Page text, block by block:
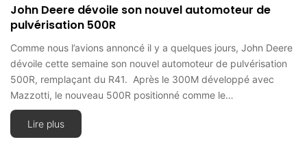
John Deere dévoile son nouvel automoteur de
pulvérisation 500R
Comme nous l’avions annoncé il y a quelques jours, John Deere
dévoile cette semaine son nouvel automoteur de pulvérisation
500R, remplaçant du R41. Après le 300M développé avec
Mazzotti, le nouveau 500R positionné comme le…
Lire plus